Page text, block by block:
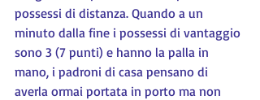
possessi di distanza. Quando a un
minuto dalla fine i possessi di vantaggio
sono 3 (7 punti) e hanno la palla in
mano, i padroni di casa pensano di
averla ormai portata in porto ma non